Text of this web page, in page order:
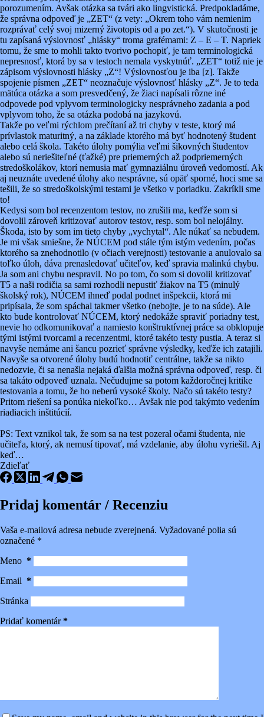
porozumením. Avšak otázka sa tvári ako lingvistická. Predpokladáme,
že správna odpoveď je „ZET“ (z vety: „Okrem toho vám nemienim
rozprávať celý svoj mizerný životopis od a po zet.“). V skutočnosti je
tu zapísaná výslovnosť „hlásky“ troma grafémami: Z – E – T. Napriek
tomu, že sme to mohli takto tvorivo pochopiť, je tam terminologická
nepresnosť, ktorá by sa v testoch nemala vyskytnúť. „ZET“ totiž nie je
zápisom výslovnosti hlásky „Z“! Výslovnosťou je iba [z]. Takže
spojenie písmen „ZET“ neoznačuje výslovnosť hlásky „Z“. Je to teda
mätúca otázka a som presvedčený, že žiaci napísali rôzne iné
odpovede pod vplyvom terminologicky nesprávneho zadania a pod
vplyvom toho, že sa otázka podobá na jazykovú.
Takže po veľmi rýchlom prečítaní až tri chyby v teste, ktorý má
prívlastok maturitný, a na základe ktorého má byť hodnotený študent
alebo celá škola. Takéto úlohy pomýlia veľmi šikovných študentov
alebo sú neriešiteľné (ťažké) pre priemerných až podpriemerných
stredoškolákov, ktorí nemusia mať gymnaziálnu úroveň vedomostí. Ak
aj neuznáte uvedené úlohy ako nesprávne, sú opäť sporné, hoci sme sa
tešili, že so stredoškolskými testami je všetko v poriadku. Zakríkli sme
to!
Kedysi som bol recenzentom testov, no zrušili ma, keďže som si
dovolil zároveň kritizovať autorov testov, resp. som bol nelojálny.
Škoda, isto by som im tieto chyby „vychytal“. Ale núkať sa nebudem.
Je mi však smiešne, že NÚCEM pod stále tým istým vedením, počas
ktorého sa znehodnotilo (v očiach verejnosti) testovanie a anulovalo sa
toľko úloh, dáva prenasledovať učiteľov, keď spravia malinkú chybu.
Ja som ani chybu nespravil. No po tom, čo som si dovolil kritizovať
T5 a naši rodičia sa sami rozhodli nepustiť žiakov na T5 (minulý
školský rok), NÚCEM ihneď podal podnet inšpekcii, ktorá mi
pripísala, že som spáchal takmer všetko (nebojte, je to na súde). Ale
kto bude kontrolovať NÚCEM, ktorý nedokáže spraviť poriadny test,
nevie ho odkomunikovať a namiesto konštruktívnej práce sa obklopuje
tými istými tvorcami a recenzentmi, ktoré takéto testy pustia. A teraz si
navyše nemáme ani šancu pozrieť správne výsledky, keďže ich zatajili.
Navyše sa otvorené úlohy budú hodnotiť centrálne, takže sa nikto
nedozvie, či sa nenašla nejaká ďalšia možná správna odpoveď, resp. či
sa takáto odpoveď uznala. Nečudujme sa potom každoročnej kritike
testovania a tomu, že ho neberú vysoké školy. Načo sú takéto testy?
Pritom riešení sa ponúka niekoľko… Avšak nie pod takýmto vedením
riadiacich inštitúcií.
PS: Text vznikol tak, že som sa na test pozeral očami študenta, nie
učiteľa, ktorý, ak nemusí tipovať, má vzdelanie, aby úlohu vyriešil. Aj
keď…
Zdieľať
Pridaj komentár / Recenziu
Vaša e-mailová adresa nebude zverejnená. Vyžadované polia sú
označené *
Meno *
Email *
Stránka
Pridať komentár*